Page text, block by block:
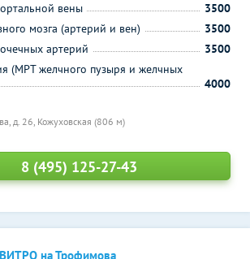
д. 26, Кожуховская (806 м)
вены
3500
мозга (артерий и вен)
3500
артерий
3500
(МРТ желчного пузыря и желчных
4000
8 (495) 125-27-43
на Трофимова